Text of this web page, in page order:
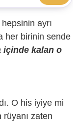
ayrı
her birinin sende
içinde kalan o
O his iyiye mi
zaten